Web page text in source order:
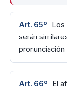
Art. 65º
Los
serán
Art. 66º
El